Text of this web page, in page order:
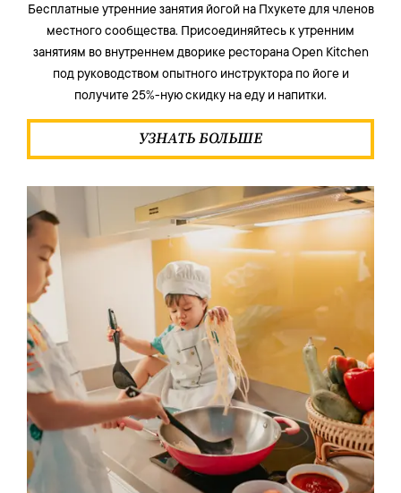
Бесплатные утренние занятия йогой на Пхукете для членов
местного сообщества. Присоединяйтесь к утренним
занятиям во внутреннем дворике ресторана Open Kitchen
под руководством опытного инструктора по йоге и
получите 25%-ную скидку на еду и напитки.
УЗНАТЬ БОЛЬШЕ